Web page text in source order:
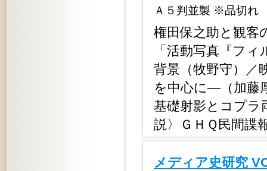
Ａ５判並製 ※品切れ
権田保之助と観客
「活動写真『フ
背景（牧野守）／
を中心に―（加藤
基礎射影とコプ
説〉ＧＨＱ民間諜
メディア史研究